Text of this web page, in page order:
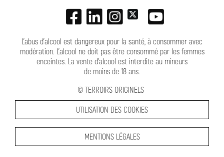
L'abus d'alcool est dangereux pour la santé, à consommer avec
modération. L’alcool ne doit pas être consommé par les femmes
enceintes. La vente d'alcool est interdite au mineurs
de moins de 18 ans.
© TERROIRS ORIGINELS
UTILISATION DES COOKIES
MENTIONS LÉGALES